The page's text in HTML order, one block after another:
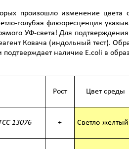
произошло изменение цвета
голубая флюоресценция
УФ-света! Для
Ковача (индольный тест).
наличие E.coli в
Рост Цвет среды
13076 + Светло-желтый